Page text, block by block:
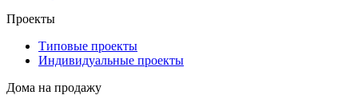
Проекты
Типовые проекты
Индивидуальные проекты
Дома на продажу